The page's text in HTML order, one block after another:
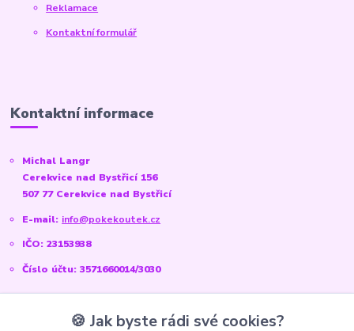
Reklamace
Kontaktní formulář
Kontaktní informace
Michal Langr
Cerekvice nad Bystřicí 156
507 77 Cerekvice nad Bystřicí
E-mail: info@pokekoutek.cz
IČO: 23153938
Číslo účtu: 3571660014/3030
Sociální sítě🍪 Jak byste rádi své cookies?